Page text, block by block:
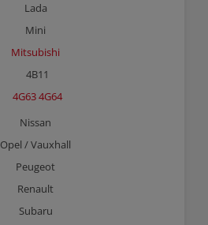
Lada
Mini
Mitsubishi
4B11
4G63 4G64
Nissan
Opel / Vauxhall
Peugeot
Renault
Subaru